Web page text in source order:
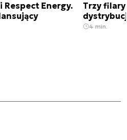
Respect Energy.
Trzy filary
4 min.